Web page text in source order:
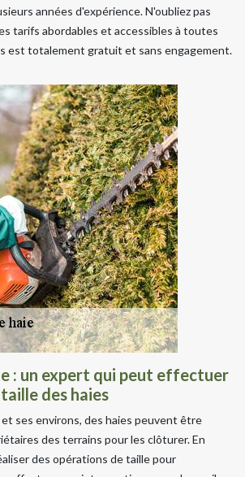
années d'expérience. N'oubliez pas
tarifs abordables et accessibles à toutes
est totalement gratuit et sans engagement.
: un expert qui peut effectuer
des haies
et ses environs, des haies peuvent être
des terrains pour les clôturer. En
des opérations de taille pour